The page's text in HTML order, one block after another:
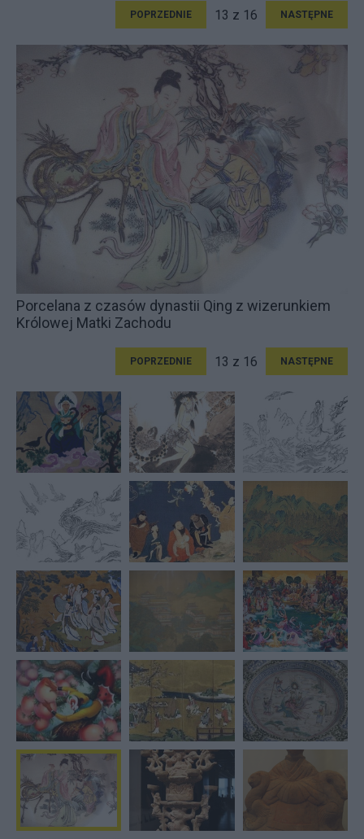
POPRZEDNIE 13 z 16 NASTĘPNE
Porcelana z czasów dynastii Qing z wizerunkiem
Królowej Matki Zachodu
POPRZEDNIE 13 z 16 NASTĘPNE